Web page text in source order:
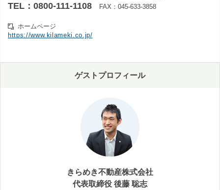
TEL：0800-111-1108 FAX：045-633-3858
ホームページ
https://www.kilameki.co.jp/
ゲストプロフィール
きらめき不動産株式会社
代表取締役 後藤 聡志